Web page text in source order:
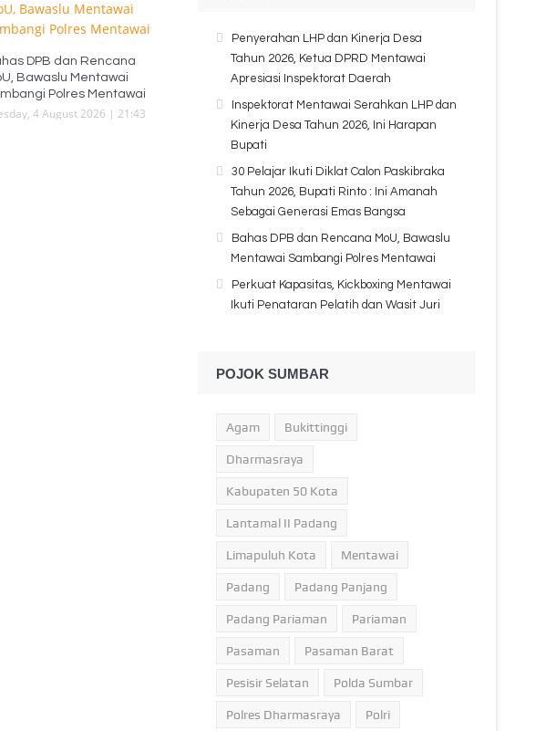
DPB dan Rencana
Bawaslu Mentawai
Polres Mentawai
4 August 2026 | 21:43
Penyerahan LHP dan Kinerja Desa
Tahun 2026, Ketua DPRD Mentawai
Apresiasi Inspektorat Daerah
Inspektorat Mentawai Serahkan LHP dan
Kinerja Desa Tahun 2026, Ini Harapan
Bupati
30 Pelajar Ikuti Diklat Calon Paskibraka
Tahun 2026, Bupati Rinto : Ini Amanah
Sebagai Generasi Emas Bangsa
Bahas DPB dan Rencana MoU, Bawaslu
Mentawai Sambangi Polres Mentawai
Perkuat Kapasitas, Kickboxing Mentawai
Ikuti Penataran Pelatih dan Wasit Juri
POJOK SUMBAR
Agam Bukittinggi
Dharmasraya
Kabupaten 50 Kota
Lantamal II Padang
Limapuluh Kota Mentawai
Padang Padang Panjang
Padang Pariaman Pariaman
Pasaman Pasaman Barat
Pesisir Selatan Polda Sumbar
Polres Dharmasraya Polri